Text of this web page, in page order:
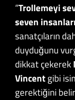
“Trollemeyi
seven
sanatçıların
duyduğunu
dikkat çekerek
Vincentgibi
gerektiğini